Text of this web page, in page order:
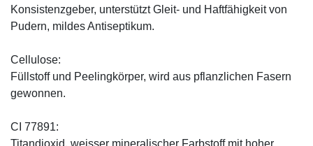
Konsistenzgeber, unterstützt Gleit- und Haftfähigkeit von
Pudern, mildes Antiseptikum.
Cellulose:
Füllstoff und Peelingkörper, wird aus pflanzlichen Fasern
gewonnen.
CI 77891:
Titandioxid, weisser mineralischer Farbstoff mit hoher